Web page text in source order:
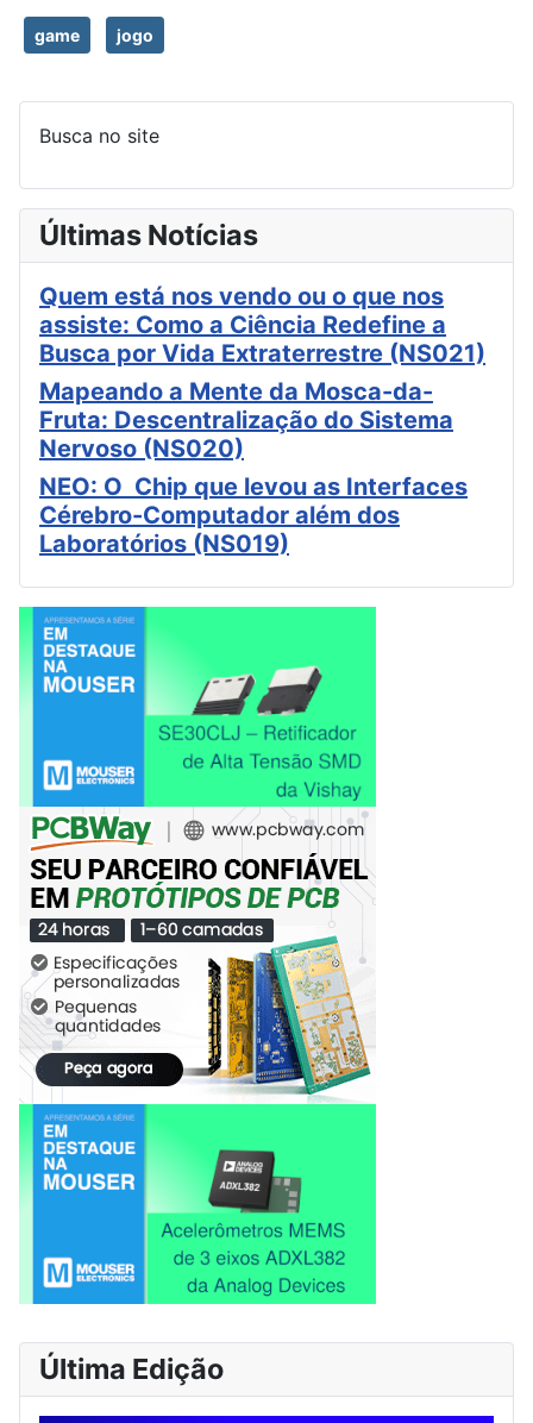
game jogo
Busca no site
Últimas Notícias
Quem está nos vendo ou o que nos
assiste: Como a Ciência Redefine a
Busca por Vida Extraterrestre (NS021)
Mapeando a Mente da Mosca-da-
Fruta: Descentralização do Sistema
Nervoso (NS020)
NEO: O Chip que levou as Interfaces
Cérebro-Computador além dos
Laboratórios (NS019)
Última Edição